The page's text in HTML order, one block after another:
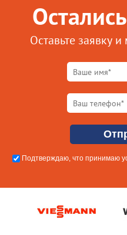
Оставьте заявку
Подтверждаю, что принимаю